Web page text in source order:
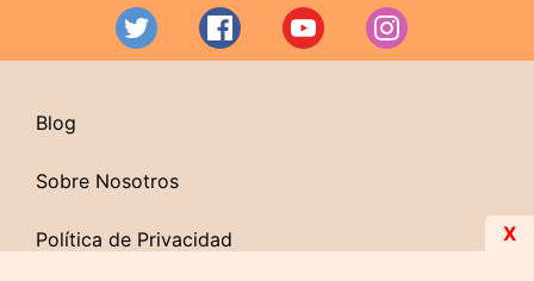
Blog
Sobre Nosotros
Política de Privacidad X